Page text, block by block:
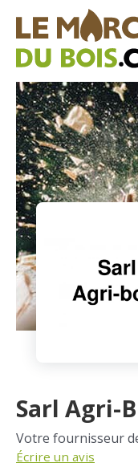
CHAUFFAGE AU
FAQ
CALCULER SA
TROUVER SON
BLOG
ESPACE PRO
Sarl Agri-
Votre fournisseur
Écrire un avis